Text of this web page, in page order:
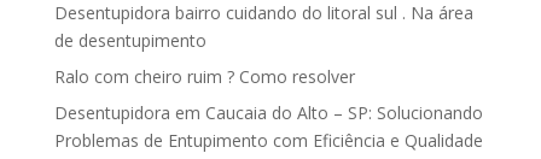
Desentupidora bairro cuidando do litoral sul . Na área
de desentupimento
Ralo com cheiro ruim ? Como resolver
Desentupidora em Caucaia do Alto – SP: Solucionando
Problemas de Entupimento com Eficiência e Qualidade